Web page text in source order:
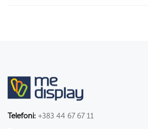
Telefoni: +383 44 67 67 11